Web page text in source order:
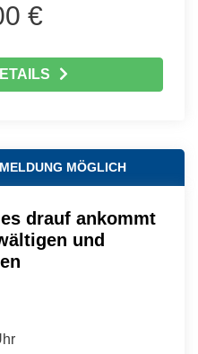
€
MÖGLICH
drauf ankommt
und